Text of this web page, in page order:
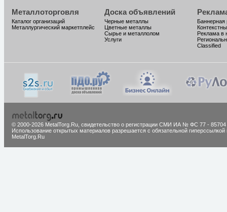
Металлоторговля
Каталог организаций
Металлургический маркетплейс
Доска объявлений
Черные металлы
Цветные металлы
Сырье и металлолом
Услуги
Баннерная
Реклама в
Classified
© 2000-2026 MetalTorg.Ru, cвидетельство о регистрации СМИ ИА № ФС 77 - 85704
Использование открытых материалов разрешается с обязательной гиперссылкой
MetalTorg.Ru